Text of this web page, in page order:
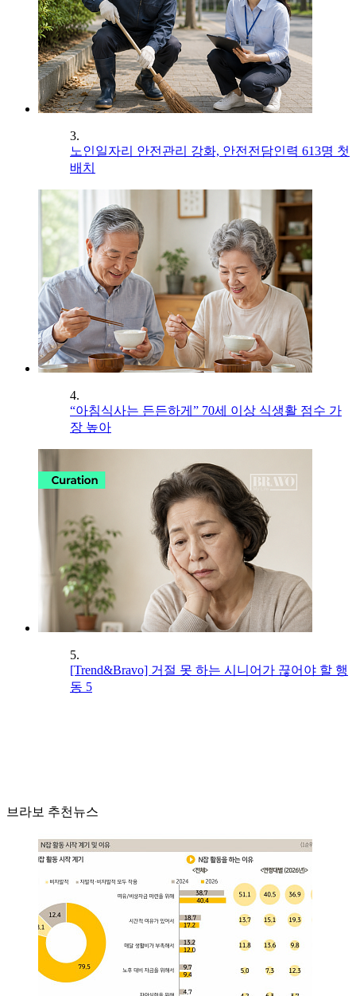
3.
노인일자리 안전관리 강화, 안전전담인력 613명 첫
배치
4.
“아침식사는 든든하게” 70세 이상 식생활 점수 가
장 높아
5.
[Trend&Bravo] 거절 못 하는 시니어가 끊어야 할 행
동 5
브라보 추천뉴스